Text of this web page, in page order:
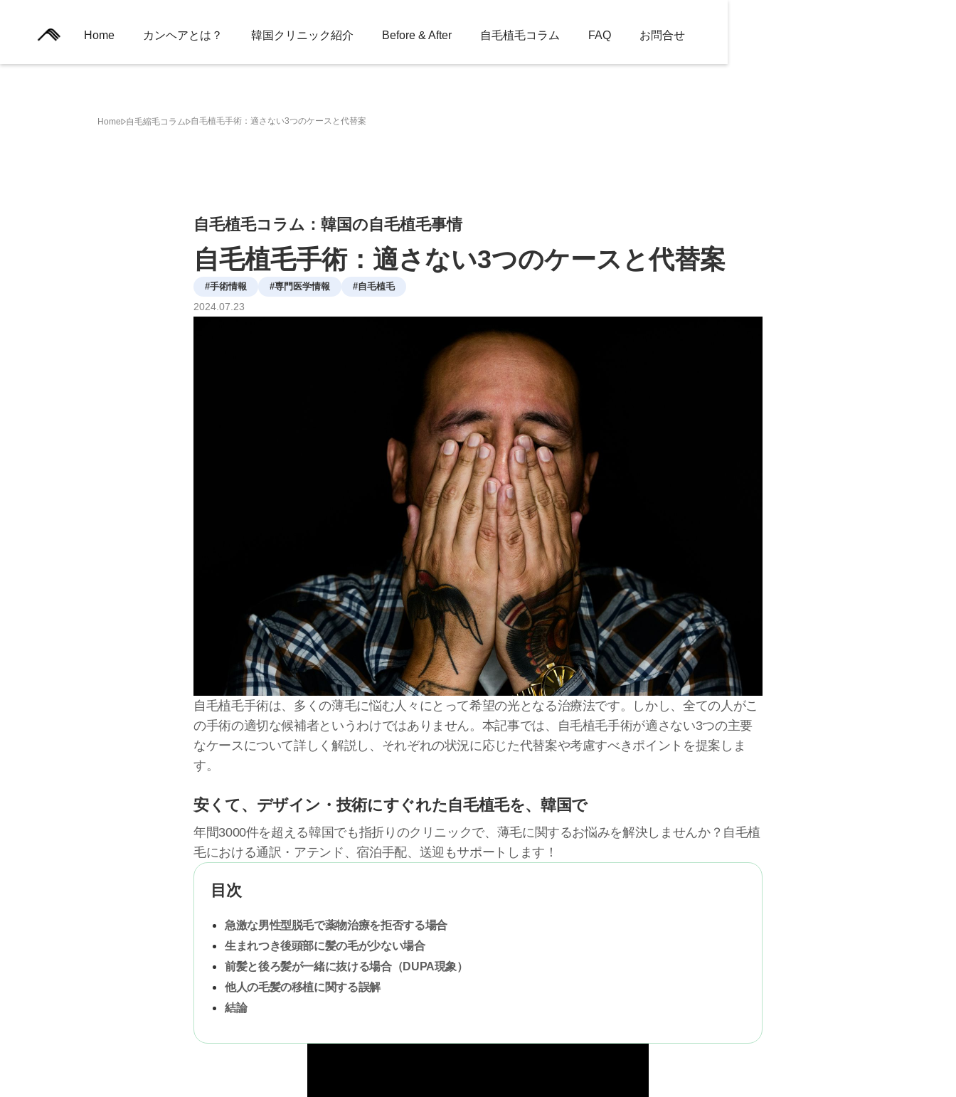
Home カンヘアとは？ 韓国クリニック紹介 Before & After 自毛植毛コラム FAQ お問合せ
Home 自毛縮毛コラム 自毛植毛手術：適さない3つのケースと代替案
自毛植毛コラム：韓国の自毛植毛事情
自毛植毛手術：適さない3つのケースと代替案
#手術情報 #専門医学情報 #自毛植毛
2024 07 23
自毛植毛手術は、多くの薄毛に悩む人々にとって希望の光となる治療法です。しかし、全ての人がこ
の手術の適切な候補者というわけではありません。本記事では、自毛植毛手術が適さない3つの主要
なケースについて詳しく解説し、それぞれの状況に応じた代替案や考慮すべきポイントを提案しま
す。
安くて、デザイン・技術にすぐれた自毛植毛を、韓国で
年間3000件を超える韓国でも指折りのクリニックで、薄毛に関するお悩みを解決しませんか？自毛植
毛における通訳・アテンド、宿泊手配、送迎もサポートします！
目次
急激な男性型脱毛で薬物治療を拒否する場合
生まれつき後頭部に髪の毛が少ない場合
前髪と後ろ髪が一緒に抜ける場合（DUPA現象）
他人の毛髪の移植に関する誤解
結論